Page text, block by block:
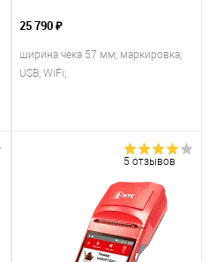
25 790 ₽
ширина чека 57 мм; маркировка;
USB; WiFi;
5 отзывов